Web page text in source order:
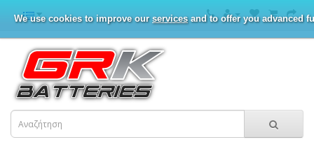
We use cookies to improve our servicesand to offer you advanced